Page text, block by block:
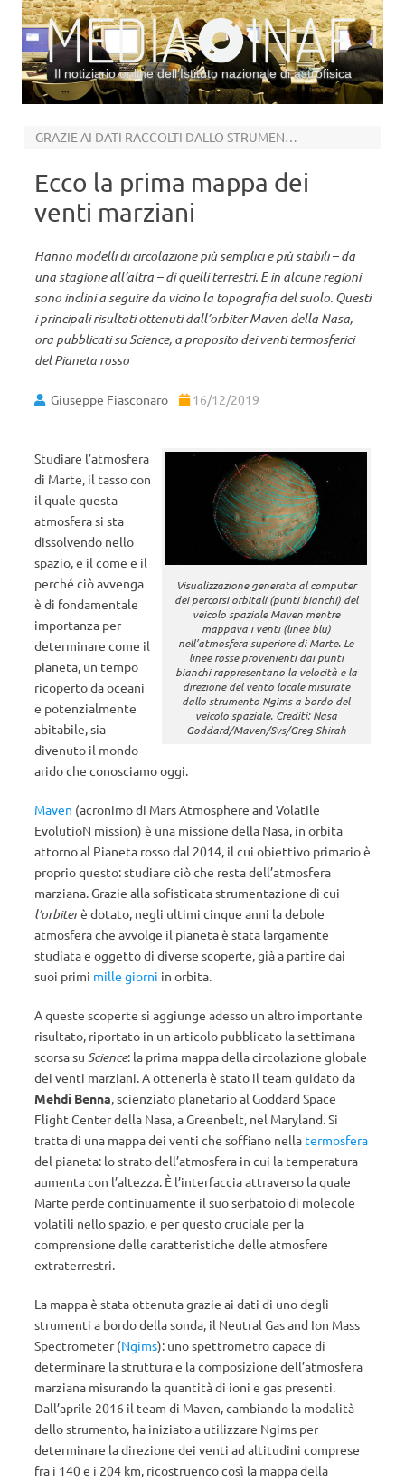
Il notiziario online dell’Istituto nazionale di astrofisica
GRAZIE AI DATI RACCOLTI DALLO STRUMENTO NGIMS DI MAVEN
Ecco la prima mappa dei
venti marziani
Hanno modelli di circolazione più semplici e più stabili – da
una stagione all’altra – di quelli terrestri. E in alcune regioni
sono inclini a seguire da vicino la topografia del suolo. Questi
i principali risultati ottenuti dall’orbiter Maven della Nasa,
ora pubblicati su Science, a proposito dei venti termosferici
del Pianeta rosso
Giuseppe Fiasconaro 16/12/2019
Visualizzazione generata al computer
dei percorsi orbitali (punti bianchi) del
veicolo spaziale Maven mentre
mappava i venti (linee blu)
nell’atmosfera superiore di Marte. Le
linee rosse provenienti dai punti
bianchi rappresentano la velocità e la
direzione del vento locale misurate
dallo strumento Ngims a bordo del
veicolo spaziale. Crediti: Nasa
Goddard/Maven/Svs/Greg Shirah
Studiare l’atmosfera
di Marte, il tasso con
il quale questa
atmosfera si sta
dissolvendo nello
spazio, e il come e il
perché ciò avvenga
è di fondamentale
importanza per
determinare come il
pianeta, un tempo
ricoperto da oceani
e potenzialmente
abitabile, sia
divenuto il mondo
arido che conosciamo oggi.
Maven (acronimo di Mars Atmosphere and Volatile
EvolutioN mission) è una missione della Nasa, in orbita
attorno al Pianeta rosso dal 2014, il cui obiettivo primario è
proprio questo: studiare ciò che resta dell’atmosfera
marziana. Grazie alla sofisticata strumentazione di cui
l’orbiterè dotato, negli ultimi cinque anni la debole
atmosfera che avvolge il pianeta è stata largamente
studiata e oggetto di diverse scoperte, già a partire dai
suoi primi mille giorni in orbita.
A queste scoperte si aggiunge adesso un altro importante
risultato, riportato in un articolo pubblicato la settimana
scorsa su Science: la prima mappa della circolazione globale
dei venti marziani. A ottenerla è stato il team guidato da
Mehdi Benna, scienziato planetario al Goddard Space
Flight Center della Nasa, a Greenbelt, nel Maryland. Si
tratta di una mappa dei venti che soffiano nella termosfera
del pianeta: lo strato dell’atmosfera in cui la temperatura
aumenta con l’altezza. È l’interfaccia attraverso la quale
Marte perde continuamente il suo serbatoio di molecole
volatili nello spazio, e per questo cruciale per la
comprensione delle caratteristiche delle atmosfere
extraterrestri.
La mappa è stata ottenuta grazie ai dati di uno degli
strumenti a bordo della sonda, il Neutral Gas and Ion Mass
Spectrometer (Ngims): uno spettrometro capace di
determinare la struttura e la composizione dell’atmosfera
marziana misurando la quantità di ioni e gas presenti.
Dall’aprile 2016 il team di Maven, cambiando la modalità
dello strumento, ha iniziato a utilizzare Ngims per
determinare la direzione dei venti ad altitudini comprese
fra i 140 e i 204 km, ricostruenco così la mappa della